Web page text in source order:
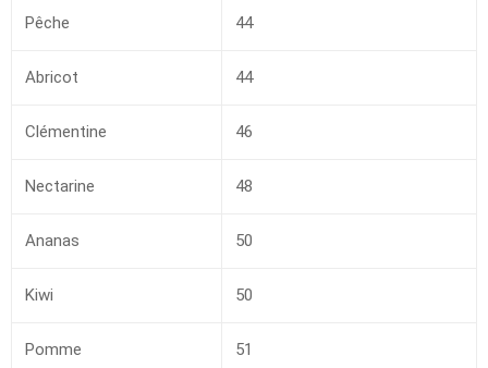
Pêche 44
Abricot 44
Clémentine 46
Nectarine 48
Ananas 50
Kiwi 50
Pomme 51